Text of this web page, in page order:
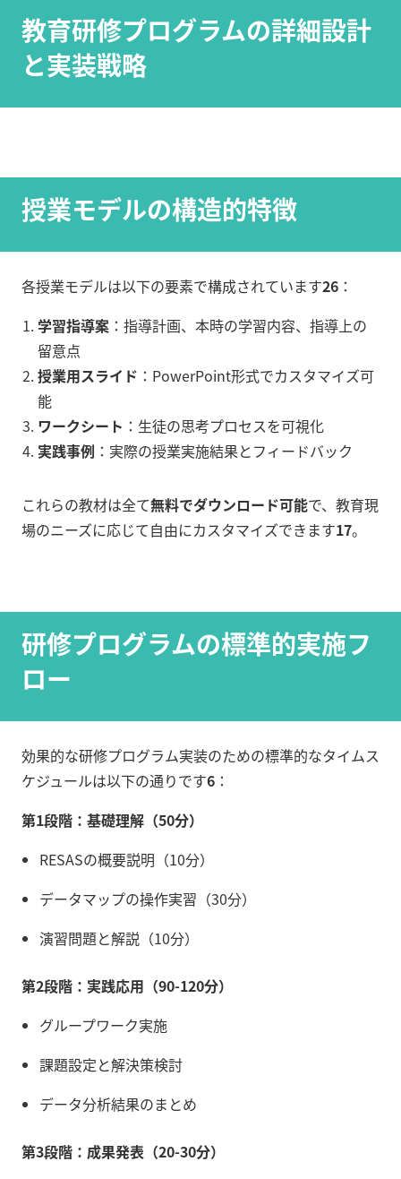
教育研修プログラムの詳細設計
と実装戦略
授業モデルの構造的特徴
各授業モデルは以下の要素で構成されています26 ：
学習指導案 ：指導計画、本時の学習内容、指導上の
留意点
授業用スライド ：PowerPoint形式でカスタマイズ可
能
ワークシート ：生徒の思考プロセスを可視化
実践事例 ：実際の授業実施結果とフィードバック
これらの教材は全て無料でダウンロード可能で、教育現
場のニーズに応じて自由にカスタマイズできます17。
研修プログラムの標準的実施フ
ロー
効果的な研修プログラム実装のための標準的なタイムス
ケジュールは以下の通りです6 ：
第1段階：基礎理解（50分）
RESASの概要説明（10分）
データマップの操作実習（30分）
演習問題と解説（10分）
第2段階：実践応用（90-120分）
グループワーク実施
課題設定と解決策検討
データ分析結果のまとめ
第3段階：成果発表（20-30分）